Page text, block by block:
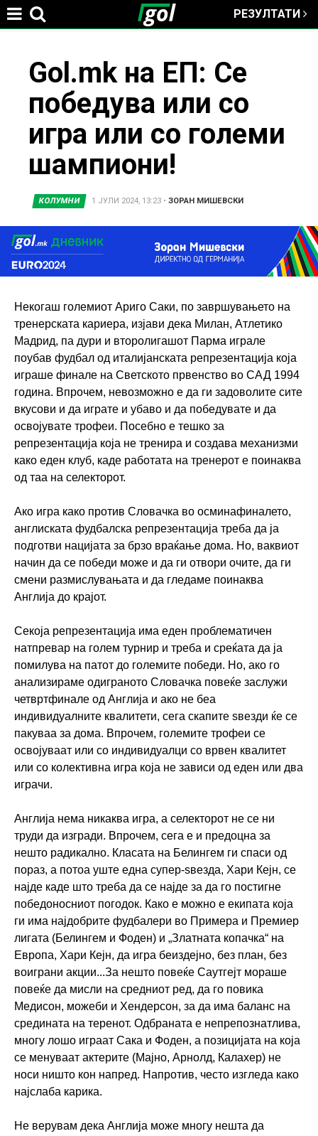
РЕЗУЛТАТИ
here
Gol.mk на ЕП: Се
победува или со
игра или со големи
шампиони!
КОЛУМНИ 1 ЈУЛИ 2024, 13:23• ЗОРАН МИШЕВСКИ
Некогаш големиот Ариго Саки, по завршувањето на
тренерската кариера, изјави дека Милан, Атлетико
Мадрид, па дури и второлигашот Парма играле
поубав фудбал од италијанската репрезентација која
играше финале на Светското првенство во САД 1994
година. Впрочем, невозможно е да ги задоволите сите
вкусови и да играте и убаво и да победувате и да
освојувате трофеи. Посебно е тешко за
репрезентација која не тренира и создава механизми
како еден клуб, каде работата на тренерот е поинаква
од таа на селекторот.
Ако игра како против Словачка во осминафиналето,
англиската фудбалска репрезентација треба да ја
подготви нацијата за брзо враќање дома. Но, ваквиот
начин да се победи може и да ги отвори очите, да ги
смени размислувањата и да гледаме поинаква
Англија до крајот.
Секоја репрезентација има еден проблематичен
натпревар на голем турнир и треба и среќата да ја
помилува на патот до големите победи. Но, ако го
анализираме одиграното Словачка повеќе заслужи
четвртфинале од Англија и ако не беа
индивидуалните квалитети, сега скапите ѕвезди ќе се
пакуваа за дома. Впрочем, големите трофеи се
освојуваат или со индивидуалци со врвен квалитет
или со колективна игра која не зависи од еден или два
играчи.
Англија нема никаква игра, а селекторот не се ни
труди да изгради. Впрочем, сега е и предоцна за
нешто радикално. Класата на Белингем ги спаси од
пораз, а потоа уште една супер-ѕвезда, Хари Кејн, се
најде каде што треба да се најде за да го постигне
победоносниот погодок. Како е можно е екипата која
ги има најдобрите фудбалери во Примера и Премиер
лигата (Белингем и Фоден) и „Златната копачка“ на
Европа, Хари Кејн, да игра беиздејно, без план, без
воиграни акции...За нешто повеќе Саутгејт мораше
повеќе да мисли на средниот ред, да го повика
Медисон, можеби и Хендерсон, за да има баланс на
средината на теренот. Одбраната е непрепознатлива,
многу лошо играат Сака и Фоден, а позицијата на која
се менуваат актерите (Мајно, Арнолд, Калахер) не
носи ништо кон напред. Напротив, често изгледа како
најслаба карика.
Не верувам дека Англија може многу нешта да